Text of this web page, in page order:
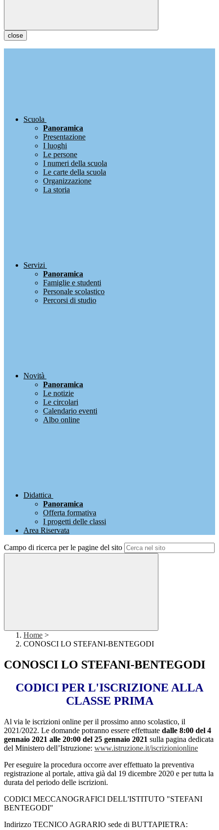
close
Scuola
Panoramica
Presentazione
I luoghi
Le persone
I numeri della scuola
Le carte della scuola
Organizzazione
La storia
Servizi
Panoramica
Famiglie e studenti
Personale scolastico
Percorsi di studio
Novità
Panoramica
Le notizie
Le circolari
Calendario eventi
Albo online
Didattica
Panoramica
Offerta formativa
I progetti delle classi
Area Riservata
Campo di ricerca per le pagine del sito
Home >
CONOSCI LO STEFANI-BENTEGODI
CONOSCI LO STEFANI-BENTEGODI
CODICI PER L'ISCRIZIONE ALLA
CLASSE PRIMA
Al via le iscrizioni online per il prossimo anno scolastico, il
2021/2022. Le domande potranno essere effettuate dalle 8:00 del 4
gennaio 2021 alle 20:00 del 25 gennaio 2021 sulla pagina dedicata
del Ministero dell’Istruzione: www.istruzione.it/iscrizionionline
Per eseguire la procedura occorre aver effettuato la preventiva
registrazione al portale, attiva già dal 19 dicembre 2020 e per tutta la
durata del periodo delle iscrizioni.
CODICI MECCANOGRAFICI DELL'ISTITUTO "STEFANI
BENTEGODI"
Indirizzo TECNICO AGRARIO sede di BUTTAPIETRA: